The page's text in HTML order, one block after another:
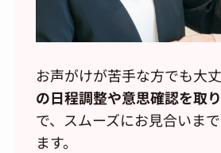
お声がけが苦手な方でも大丈
の日程調整や意思確認を取
で、スムーズにお見合いま
ます。